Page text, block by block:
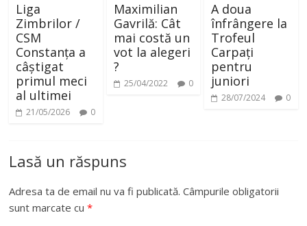
Liga
Zimbrilor /
CSM
Constanța a
câștigat
primul meci
al ultimei
21/05/2026 0
Maximilian
Gavrilă: Cât
mai costă un
vot la alegeri
?
25/04/2022 0
A doua
înfrângere la
Trofeul
Carpați
pentru
juniori
28/07/2024 0
Lasă un răspuns
Adresa ta de email nu va fi publicată. Câmpurile obligatorii
sunt marcate cu*